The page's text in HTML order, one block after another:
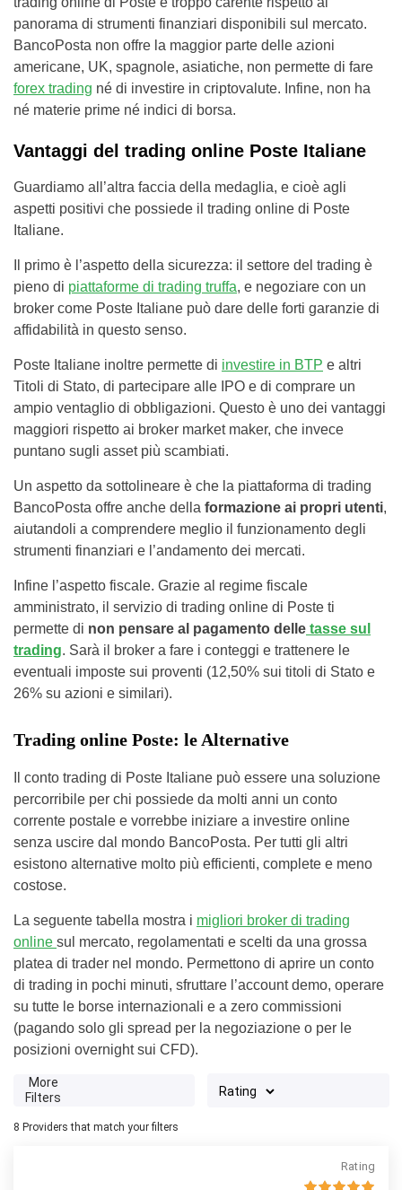
panorama di strumenti finanziari disponibili sul mercato.
BancoPosta non offre la maggior parte delle azioni
americane, UK, spagnole, asiatiche, non permette di fare
forex trading né di investire in criptovalute. Infine, non ha
né materie prime né indici di borsa.
Vantaggi del trading online Poste Italiane
Guardiamo all’altra faccia della medaglia, e cioè agli
aspetti positivi che possiede il trading online di Poste
Italiane.
Il primo è l’aspetto della sicurezza: il settore del trading è
pieno di piattaforme di trading truffa, e negoziare con un
broker come Poste Italiane può dare delle forti garanzie di
affidabilità in questo senso.
Poste Italiane inoltre permette di investire in BTP e altri
Titoli di Stato, di partecipare alle IPO e di comprare un
ampio ventaglio di obbligazioni. Questo è uno dei vantaggi
maggiori rispetto ai broker market maker, che invece
puntano sugli asset più scambiati.
Un aspetto da sottolineare è che la piattaforma di trading
BancoPosta offre anche della formazione ai propri utenti,
aiutandoli a comprendere meglio il funzionamento degli
strumenti finanziari e l’andamento dei mercati.
Infine l’aspetto fiscale. Grazie al regime fiscale
amministrato, il servizio di trading online di Poste ti
permette di non pensare al pagamento delle tasse sul
trading. Sarà il broker a fare i conteggi e trattenere le
eventuali imposte sui proventi (12,50% sui titoli di Stato e
26% su azioni e similari).
Trading online Poste: le Alternative
Il conto trading di Poste Italiane può essere una soluzione
percorribile per chi possiede da molti anni un conto
corrente postale e vorrebbe iniziare a investire online
senza uscire dal mondo BancoPosta. Per tutti gli altri
esistono alternative molto più efficienti, complete e meno
costose.
La seguente tabella mostra i migliori broker di trading
online sul mercato, regolamentati e scelti da una grossa
platea di trader nel mondo. Permettono di aprire un conto
di trading in pochi minuti, sfruttare l’account demo, operare
su tutte le borse internazionali e a zero commissioni
(pagando solo gli spread per la negoziazione o per le
posizioni overnight sui CFD).
More
Filters
8 Providers that match your filters
Rating